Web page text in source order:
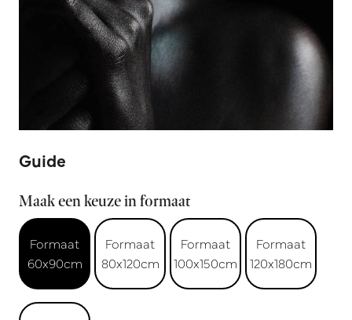
Guide
Maak een keuze in formaat
Formaat
60x90cm
Formaat
80x120cm
Formaat
100x150cm
Formaat
120x180cm